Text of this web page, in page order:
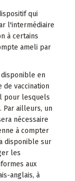
qui
l'intermédiaire
à certains
ameli par
en
vaccination
pour lesquels
ailleurs, un
nécessaire
à compter
disponible sur
les
aux
anglais, à